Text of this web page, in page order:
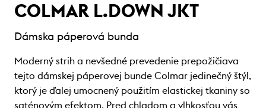
COLMAR L.DOWN JKT
Dámska páperová bunda
Moderný strih a nevšedné prevedenie prepožičiava
tejto dámskej páperovej bunde Colmar jedinečný štýl,
ktorý je ďalej umocnený použitím elastickej tkaniny so
saténovým efektom. Pred chladom a vlhkosťou vás